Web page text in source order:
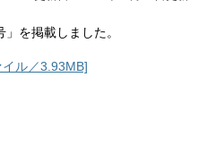
を掲載しました。
ル／3.93MB]